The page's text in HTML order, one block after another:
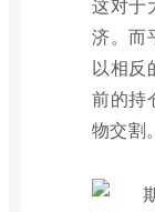
济。而
以相反
前的持
物交割。